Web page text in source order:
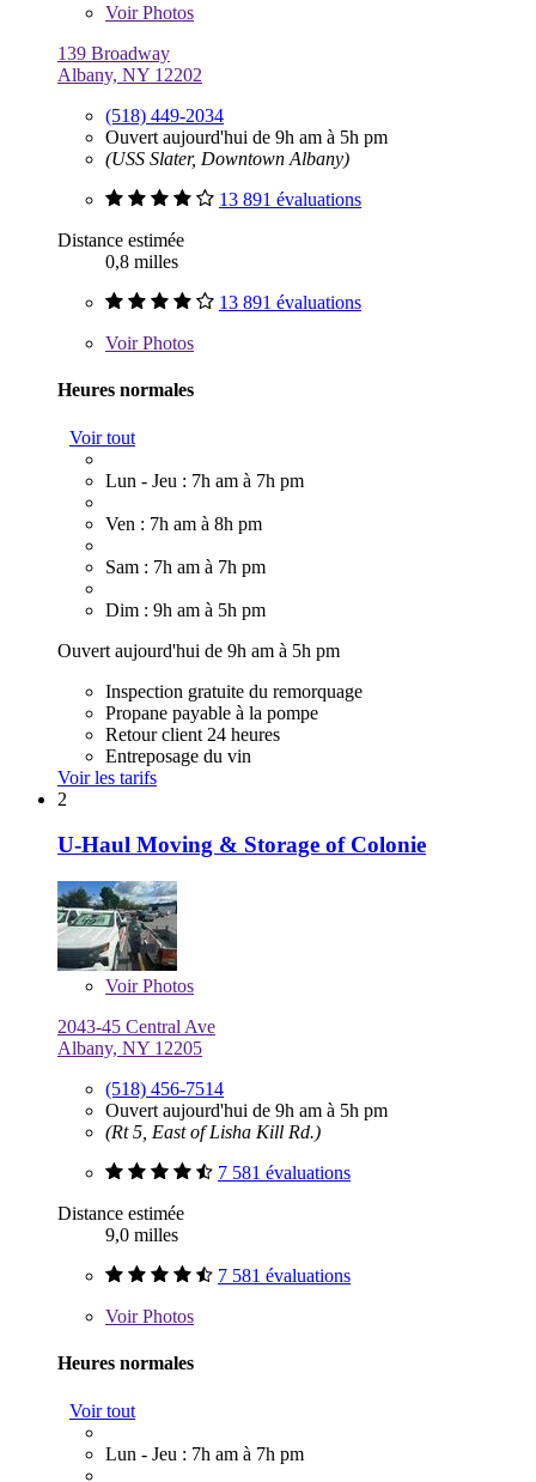
VoirPhotos
139 Broadway
Albany, NY 12202
(518) 449-2034
Ouvert aujourd'hui de 9h am à 5h pm
(USS Slater, Downtown Albany)
13 891 évaluations
Distance estimée
0,8 milles
13 891 évaluations
VoirPhotos
Heures normales
Voir tout
Lun - Jeu : 7h am à 7h pm
Ven : 7h am à 8h pm
Sam : 7h am à 7h pm
Dim : 9h am à 5h pm
Ouvert aujourd'hui de 9h am à 5h pm
Inspection gratuite du remorquage
Propane payable à la pompe
Retour client 24 heures
Entreposage du vin
Voir les tarifs
2
U-Haul Moving & Storage of Colonie
VoirPhotos
2043-45 Central Ave
Albany, NY 12205
(518) 456-7514
Ouvert aujourd'hui de 9h am à 5h pm
(Rt 5, East of Lisha Kill Rd.)
7 581 évaluations
Distance estimée
9,0 milles
7 581 évaluations
VoirPhotos
Heures normales
Voir tout
Lun - Jeu : 7h am à 7h pm